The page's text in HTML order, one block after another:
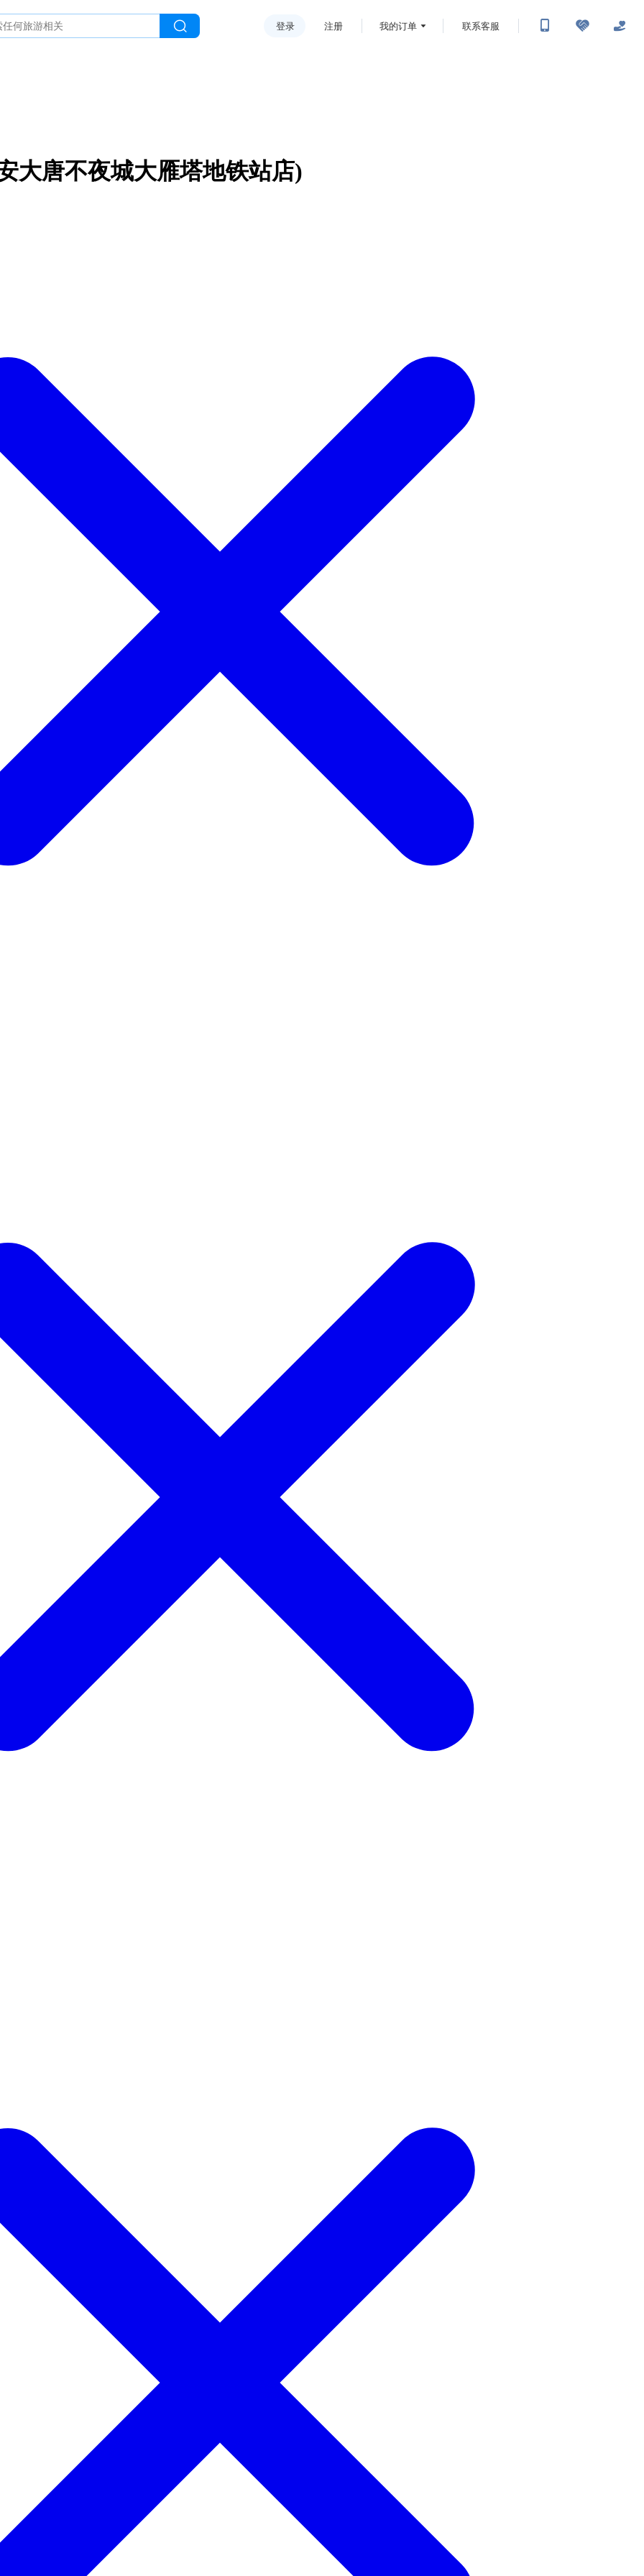
登录 注册 我的订单 联系客服
大唐不夜城大雁塔地铁站店)